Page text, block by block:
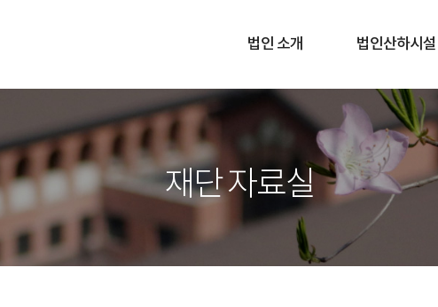
법인 소개 법인산하시설
재단 자료실